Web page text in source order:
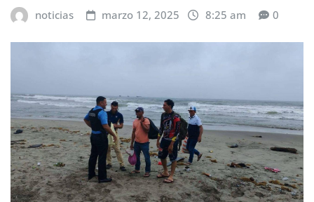
noticias marzo 12, 2025 8:25 am 0